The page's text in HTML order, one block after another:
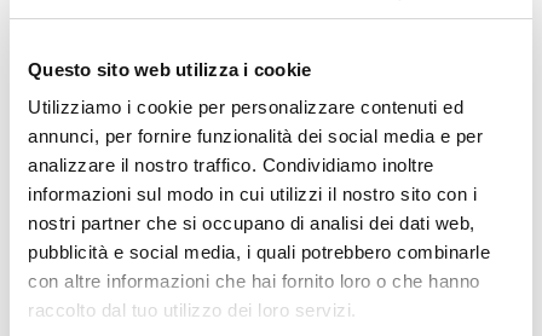
Questo sito web utilizza i cookie
Utilizziamo i cookie per personalizzare contenuti ed
annunci, per fornire funzionalità dei social media e per
analizzare il nostro traffico. Condividiamo inoltre
informazioni sul modo in cui utilizzi il nostro sito con i
nostri partner che si occupano di analisi dei dati web,
pubblicità e social media, i quali potrebbero combinarle
con altre informazioni che hai fornito loro o che hanno
raccolto dal tuo utilizzo dei loro servizi.